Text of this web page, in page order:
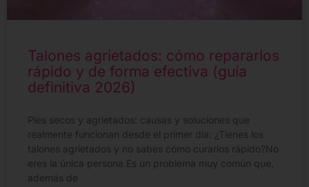
Talones agrietados: cómo repararlos
rápido y de forma efectiva (guía
definitiva 2026)
Pies secos y agrietados: causas y soluciones que
realmente funcionan desde el primer día: ¿Tienes los
talones agrietados y no sabes cómo curarlos rápido?No
eres la única persona.Es un problema muy común que,
además de